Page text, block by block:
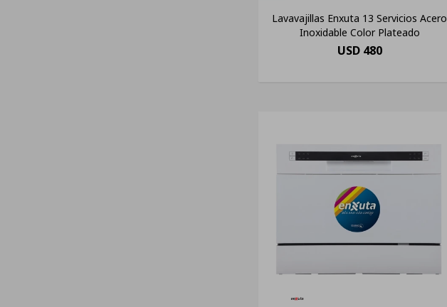
Lavavajillas Enxuta 13 Servicios Acero
Inoxidable Color Plateado
USD 480